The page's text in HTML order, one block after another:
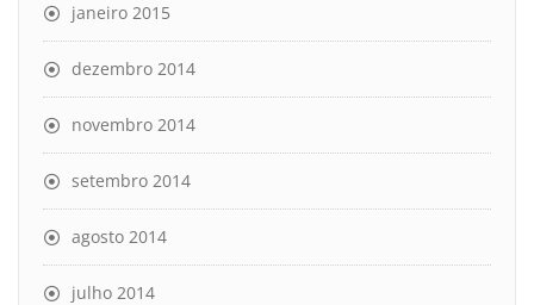
janeiro 2015
dezembro 2014
novembro 2014
setembro 2014
agosto 2014
julho 2014